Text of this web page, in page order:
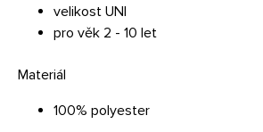
velikost UNI
pro věk 2 - 10 let
Materiál
100% polyester